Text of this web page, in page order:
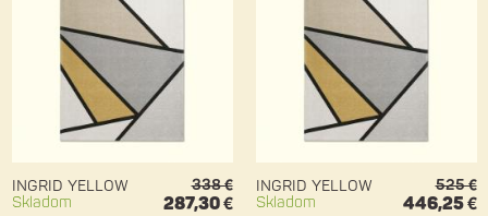
INGRID YELLOW
Skladom
338 €
287,30 €
INGRID YELLOW
Skladom
525 €
446,25 €